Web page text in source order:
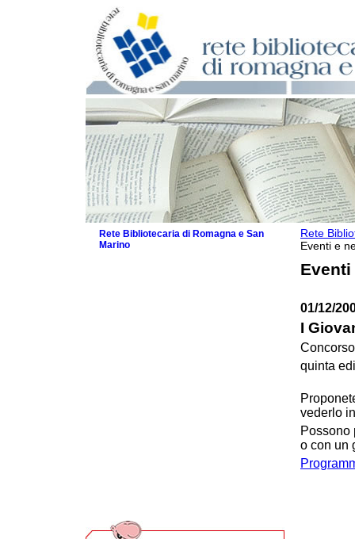
Rete
Eventi e
Eventi
01/12/
I
quinta
vederlo
Possono
o con un
Rete Bibliotecaria di Romagna e San
Marino